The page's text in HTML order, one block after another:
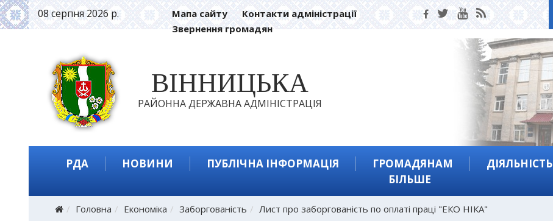
08 серпня 2026 р. Мапа сайту
Контакти адміністрації
Звернення громадян
ВІННИЦЬКА
РАЙОННА ДЕРЖАВНА АДМІНІСТРАЦІЯ
РДА НОВИНИ ПУБЛІЧНА ІНФОРМАЦІЯ ГРОМАДЯНАМ ДІЯЛЬНІСТЬ
БІЛЬШЕ
Головна Економіка Заборгованість Лист про заборгованість по оплаті праці "ЕКО НІКА"